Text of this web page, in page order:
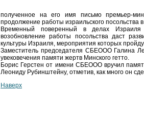
полученное на его имя письмо премьер-
продолжение работы израильского посольства
Временный поверенный в делах
возобновление работы посольства даст
культуры Израиля, мероприятия которых
Заместитель председателя СБЕООО Галина
увековечения памяти жертв Минского гетто.
Борис Герстен от имени СБЕООО вручил
Леониду Рубинштейну, отметив, как много он
Наверх